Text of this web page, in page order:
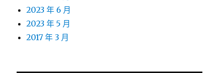
2023 年 6 月
2023 年 5 月
2017 年 3 月